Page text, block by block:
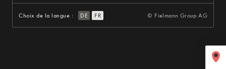
Choix de la langue : DE FR © Fielmann Group AG